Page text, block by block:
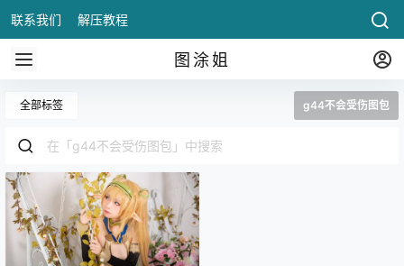
联系我们 解压教程
图涂姐
全部标签 g44不会受伤图包